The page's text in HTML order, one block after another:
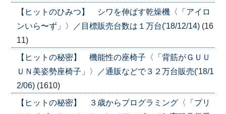
【ヒットのひみつ】 シワを伸ばす乾燥機〈「アイロ
ンいら〜ず」〉／目標販売台数は１万台('18/12/14) (16
11)
【ヒットの秘密】 機能性の座椅子〈「背筋がＧＵＵ
ＵＮ美姿勢座椅子」〉／通販などで３２万台販売('18/1
2/06) (1610)
【ヒットの秘密】 ３歳からプログラミング〈「プリ